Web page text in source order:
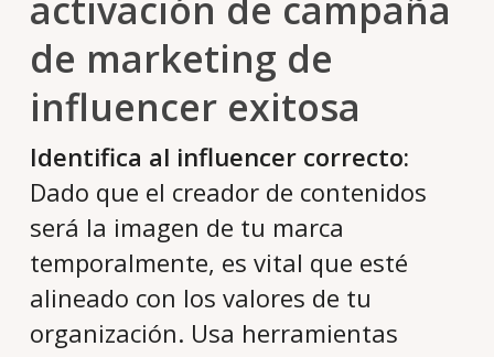
activación de campaña
de marketing de
influencer exitosa
Identifica al influencer correcto:
Dado que el creador de contenidos
será la imagen de tu marca
temporalmente, es vital que esté
alineado con los valores de tu
organización. Usa herramientas